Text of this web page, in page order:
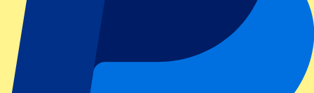
Alle sporten